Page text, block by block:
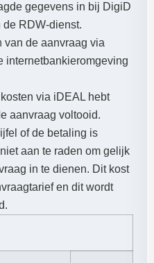
gegevens in bij DigiD
RDW-dienst.
van de aanvraag via
internetbankieromgeving
via iDEAL hebt
aanvraag voltooid.
of de betaling is
aan te raden om gelijk
in te dienen. Dit kost
en dit wordt